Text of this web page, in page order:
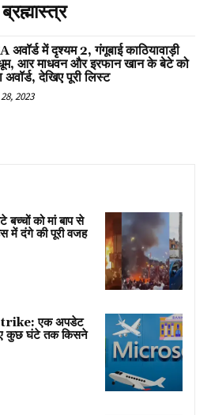
ब्रह्मास्त्र
अवॉर्ड में दृश्यम 2, गंगूबाई काठियावाड़ी
आर माधवन और इरफान खान के बेटे को
अवॉर्ड, देखिए पूरी लिस्ट
2023
को मां बाप से
में दंगे की पूरी वजह
एक अपडेट
कुछ घंटे तक किसने